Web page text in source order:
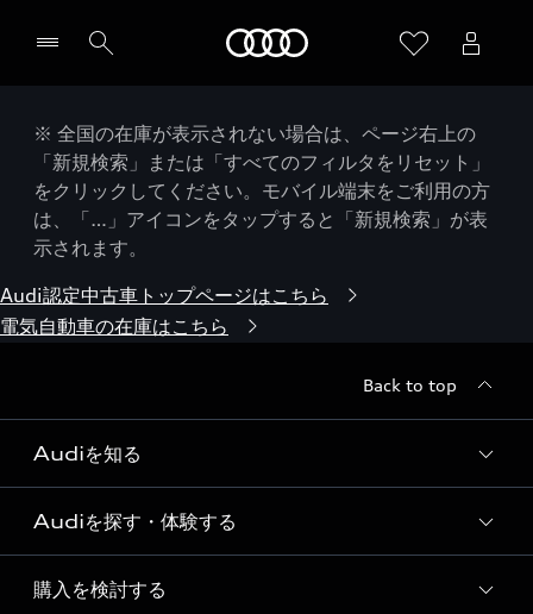
※ 全国の在庫が表示されない場合は、ページ右上の
「新規検索」または「すべてのフィルタをリセット」
をクリックしてください。モバイル端末をご利用の方
は、「…」アイコンをタップすると「新規検索」が表
示されます。
Audi認定中古車トップページはこちら
電気自動車の在庫はこちら
Back to top
Audiを知る
Audi ブランド
Story of Progress
Audiを探す・体験する
ディーラー検索
購入を検討する